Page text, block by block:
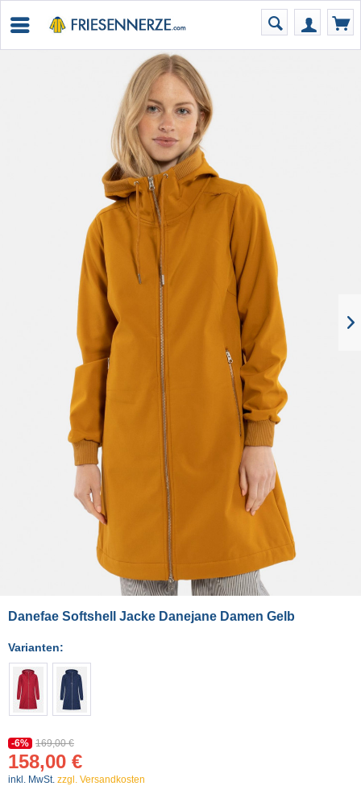
Danefae Softshell Jacke Danejane Damen Gelb
Varianten:
-6% 169,00 €
158,00 €
inkl. MwSt. zzgl. Versandkosten